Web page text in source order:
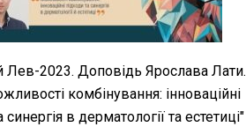
Лев-2023. Доповідь Ярослава Лати.
комбінування: інноваційні
синергія в дерматології та естетиці"